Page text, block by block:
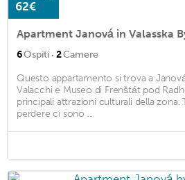
62€
6Ospiti · 2Camere
Questo appartamento si trova a
Valacchi e Museo di Frenštát pod
principali attrazioni culturali della zona.
perdere ci sono ...